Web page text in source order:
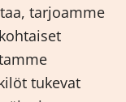
tarjoamme
tukevat